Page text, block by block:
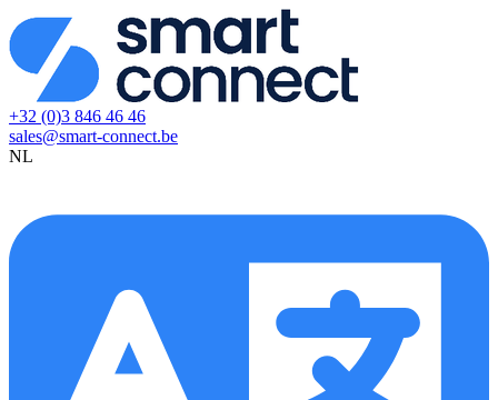
+32 (0)3 846 46 46
sales@smart-connect.be
NL